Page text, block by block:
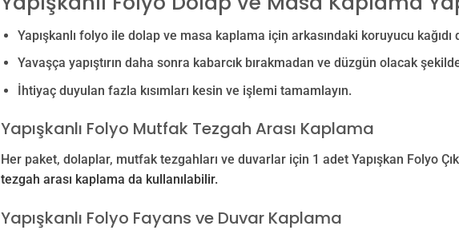
Yapışkanlı folyo ile dolap ve masa kaplama için arkasındaki koruyucu kağıdı
Yavaşça yapıştırın daha sonra kabarcık bırakmadan ve düzgün olacak
İhtiyaç duyulan fazla kısımları kesin ve işlemi tamamlayın.
Yapışkanlı Folyo Mutfak Tezgah Arası Kaplama
Her paket, dolaplar, mutfak tezgahları ve duvarlar için 1 adet Yapışkan Folyo
tezgah arası kaplama da kullanılabilir.
Yapışkanlı Folyo Fayans ve Duvar Kaplama